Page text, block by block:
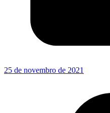
25 de novembro de 2021